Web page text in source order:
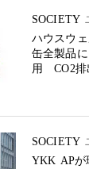
SOCIETY
ハウスウ
缶全製品に
用 CO2排
SOCIETY
YKK APが